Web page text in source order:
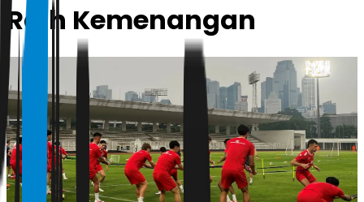
Raih Kemenangan